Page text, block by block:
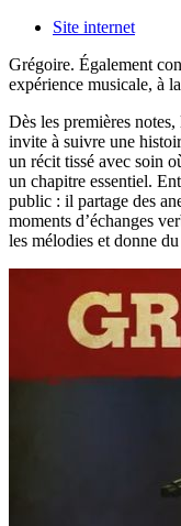
Site internet
Grégoire. Également
expérience musicale, à
Dès les premières
invite à suivre une
un récit tissé avec soin
un chapitre essentiel.
public : il partage des
moments d’échanges
les mélodies et donne du